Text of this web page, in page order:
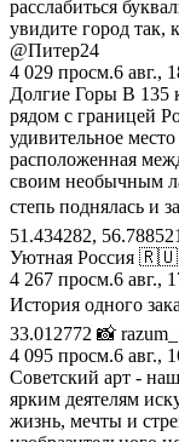
расслабиться
увидите город так,
@Питер24
4 029 просм.6 авг.,
Долгие Горы В 135
рядом с границей
удивительное
расположенная
своим необычным
степь поднялась и
51.434282,
Уютная Россия 🇷🇺
4 267 просм.6 авг.,
История одного
33.012772 📸
4 095 просм.6 авг.,
Советский арт -
ярким деятелям
жизнь, мечты и